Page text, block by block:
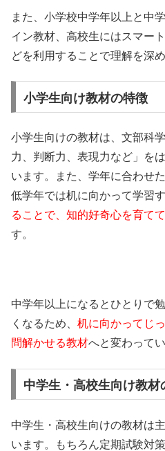
また、小学校中学年以上と中
イン教材、高校生にはスマー
どを利用することで理解を深
小学生向け教材の特徴
小学生向けの教材は、文部科
力、判断力、表現力など」を
います。また、学年に合わせ
低学年では机に向かって学習
ることで、知的好奇心を育てて
す。
中学年以上になるとひとりで
くなるため、 机に向かってじ
問解かせる教材へと変わってい
中学生・高校生向け教材
中学生・高校生向けの教材は
います。もちろん定期試験対